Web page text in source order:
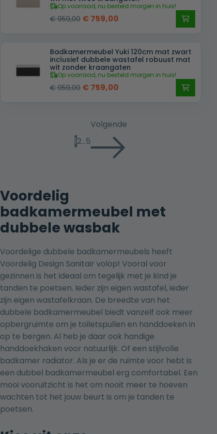
Op voorraad, nu besteld morgen in huis!
€959,00 Oorspronkelijke
was:
€ 959,00.
€ 759,00
is:
€ 759,00.
Badkamermeubel Yuki 120cm mat zwart
inclusief dubbele wastafel robuust mat
wit zonder kraangaten
Op voorraad, nu besteld morgen in huis!
€959,00 Oorspronkelijke
€ 959,00.
€ 759,00
€ 759,00.
12…5
Volgende
Voordelig
badkamermeubel met
dubbele wasbak
Voordelige dubbele badkamermeubels heeft
Voordelig Design Sanitair volop! Vooral voor
gezinnen is het ideaal om tegelijk met je kind je
tanden te poetsen. Ieder zijn eigen wastafel, ieder
zijn eigen wastafelkraan. De breedte van het
dubbele badkamermeubel biedt vanzelf ook meer
opbergruimte om je toiletspullen en handdoeken in
op te bergen. Al heb je daar ook handige
handdoekhaken voor natuurlijk. Of een stijlvolle
badkamer radiator. Als je er de ruimte voor hebt is
een dubbel badkamermeubel erg comfortabel. Een
mooi vooruitzicht is het om nooit meer te hoeven
wachten tot het jouw beurt is om je tanden te
poetsen.